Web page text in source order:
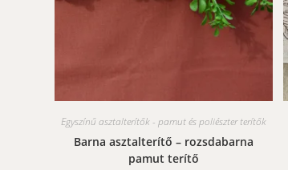
Egyszínű asztalterítők - pamut és poliészter terítők
Barna asztalterítő – rozsdabarna
pamut terítő